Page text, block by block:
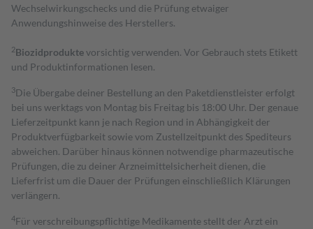
Wechselwirkungschecks und die Prüfung etwaiger
Anwendungshinweise des Herstellers.
2Biozidproduktevorsichtig verwenden. Vor Gebrauch stets Etikett
und Produktinformationen lesen.
3Die Übergabe deiner Bestellung an den Paketdienstleister erfolgt
bei uns werktags von Montag bis Freitag bis 18:00 Uhr. Der genaue
Lieferzeitpunkt kann je nach Region und in Abhängigkeit der
Produktverfügbarkeit sowie vom Zustellzeitpunkt des Spediteurs
abweichen. Darüber hinaus können notwendige pharmazeutische
Prüfungen, die zu deiner Arzneimittelsicherheit dienen, die
Lieferfrist um die Dauer der Prüfungen einschließlich Klärungen
verlängern.
4Für verschreibungspflichtige Medikamente stellt der Arzt ein